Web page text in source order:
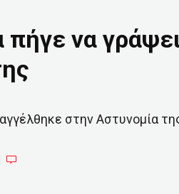
να
στην Αστυνομία